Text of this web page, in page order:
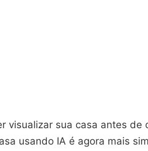
visualizar sua casa antes
usando IA é agora mais